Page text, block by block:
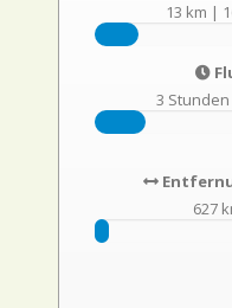
13 km |
3 Stunden
627